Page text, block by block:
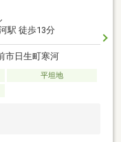
駅 徒歩13分
市日生町寒河
平坦地